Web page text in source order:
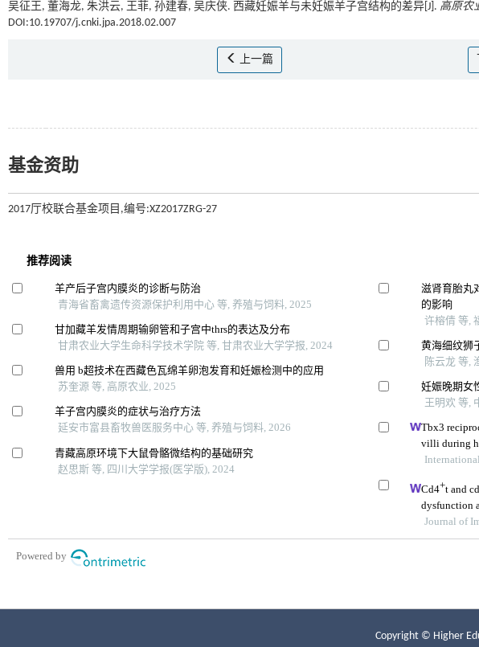
吴征王, 董海龙, 朱洪云, 王菲, 孙建春, 吴庆侠. 西藏妊娠羊与未妊娠羊子宫结构的差异[J]. 高原农
DOI:10.19707/j.cnki.jpa.2018.02.007
上一篇
基金资助
2017厅校联合基金项目,编号:XZ2017ZRG-27
Copyright © Higher